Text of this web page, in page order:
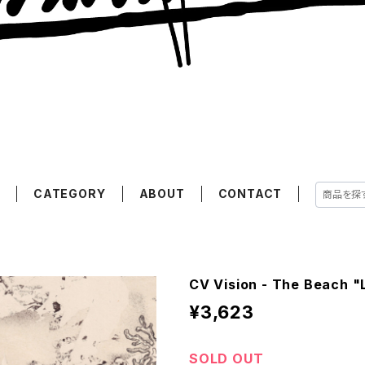
CATEGORY ABOUT CONTACT
CV Vision - The Beach
¥3,623
SOLD OUT